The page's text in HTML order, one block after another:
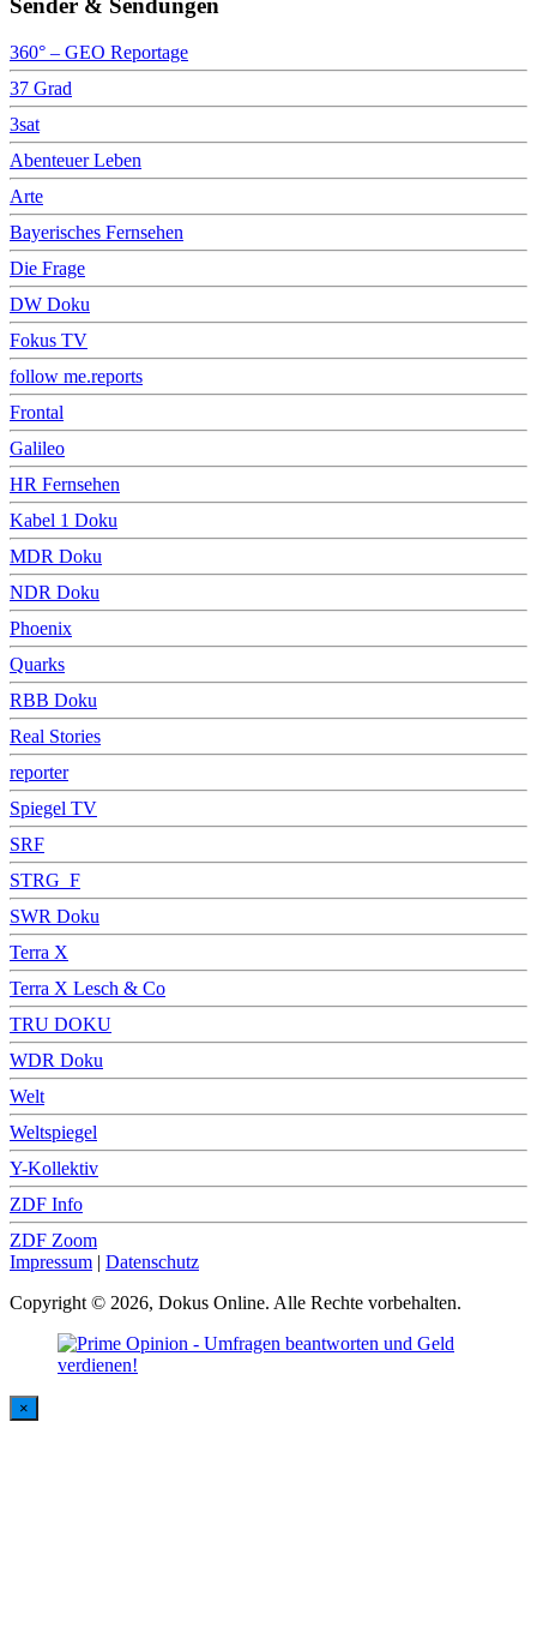
Sender & Sendungen
360° – GEO Reportage
37 Grad
3sat
Abenteuer Leben
Arte
Bayerisches Fernsehen
Die Frage
DW Doku
Fokus TV
follow me.reports
Frontal
Galileo
HR Fernsehen
Kabel 1 Doku
MDR Doku
NDR Doku
Phoenix
Quarks
RBB Doku
Real Stories
reporter
Spiegel TV
SRF
STRG_F
SWR Doku
Terra X
Terra X Lesch & Co
TRU DOKU
WDR Doku
Welt
Weltspiegel
Y-Kollektiv
ZDF Info
ZDF Zoom
Impressum | Datenschutz
Copyright © 2026, Dokus Online. Alle Rechte vorbehalten.
×